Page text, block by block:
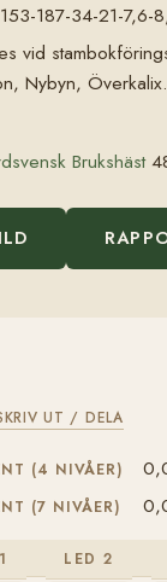
187-34-21-7,6-
vid
Nybyn, Överkalix.
Brukshäst
UT / DELA
(4 NIVÅER)
(7 NIVÅER)
LED 2